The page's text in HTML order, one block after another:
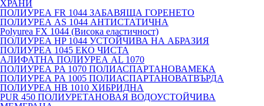
ХРАНИ
ПОЛИУРЕА FR 1044 ЗАБАВЯЩА ГОРЕНЕТО
ПОЛИУРЕА AS 1044 АНТИСТАТИЧНА
Polyurea FX 1044 (Висока еластичност)
ПОЛИУРЕА HP 1044 УСТОЙЧИВА НА АБРАЗИЯ
ПОЛИУРЕА 1045 ЕКО ЧИСТА
АЛИФАТНА ПОЛИУРЕА AL 1070
ПОЛИУРЕА PA 1070 ПОЛИАСПАРТАНОВАМЕКА
ПОЛИУРЕА PA 1005 ПОЛИАСПАРТАНОВАТВЪРДА
ПОЛИУРЕА HB 1010 ХИБРИДНА
PUR 450 ПОЛИУРЕТАНОВАЯ ВОДОУСТОЙЧИВА